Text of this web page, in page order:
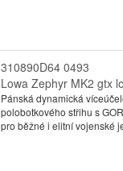
310890D64 0493
Lowa Zephyr MK2 gtx
Pánská dynamická
polobotkového střihu s
pro běžné i elitní vojenské